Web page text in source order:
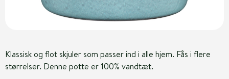
Klassisk og flot skjuler som passer ind i alle hjem. Fås i flere
størrelser. Denne potte er 100% vandtæt.